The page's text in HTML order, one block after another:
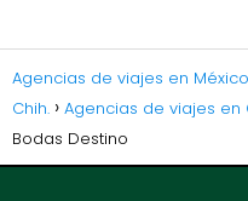
Agencias de viajes en México
Chih.
Agencias de viajes en
Bodas Destino